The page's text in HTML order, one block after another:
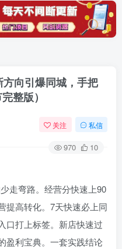
向引爆同城，手把
整版）
关注 私信
970 10
走弯路。经营分快速上90
提高转化。7天快速必上同
口打上标签。新店快速过
盈利宝典。一套实践结论